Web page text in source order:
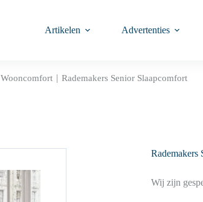
Artikelen Advertenties
Wooncomfort | Rademakers Senior Slaapcomfort
Rademakers
Wij zijn